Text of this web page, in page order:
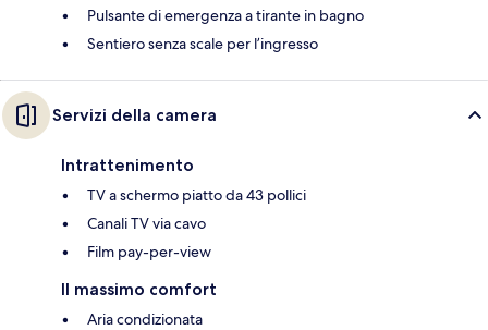
Pulsante di emergenza a tirante in bagno
Sentiero senza scale per l’ingresso
Servizi della camera
Intrattenimento
TV a schermo piatto da 43 pollici
Canali TV via cavo
Film pay-per-view
Il massimo comfort
Aria condizionata